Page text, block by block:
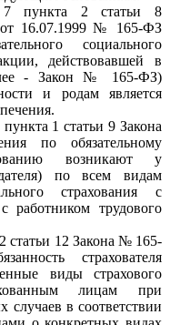
пункта 2 статьи 8
от 16.07.1999 № 165-ФЗ
социального
действовавшей в
- Закон № 165-ФЗ)
и родам является
1 статьи 9 Закона
по обязательному
возникают у
по всем видам
страхования с
работником трудового
статьи 12 Закона № 165-
страхователя
виды страхового
лицам при
случаев в соответствии